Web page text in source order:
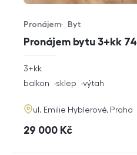
Pronájem bytu 3+kk
Typ nabídky
Pronájem
Typ nemovitosti
Byt
rozměry
3+kk
funkce
balkon sklep výtah
adresa
ul. Emilie Hyblerové, Praha
cena
29 000 Kč